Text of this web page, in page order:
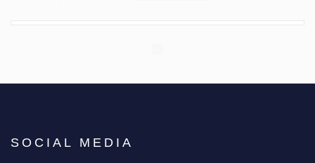
SOCIAL MEDIA